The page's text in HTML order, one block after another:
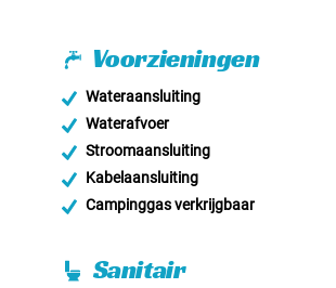
Voorzieningen
Wateraansluiting
Waterafvoer
Stroomaansluiting
Kabelaansluiting
Campinggas verkrijgbaar
Sanitair